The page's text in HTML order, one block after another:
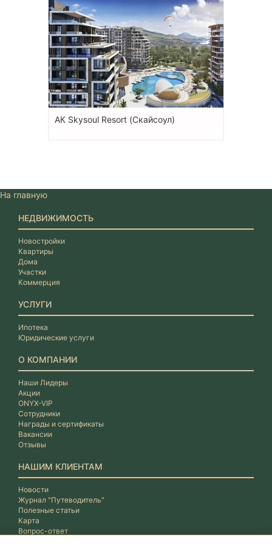
АК Skysoul Resort (Скайсоул)
На главную
НЕДВИЖИМОСТЬ
Новостройки
Квартиры
Дома
Участки
Коммерция
УСЛУГИ
Ипотека
Юридические услуги
О КОМПАНИИ
Наши Лидеры
Акции
ONYX-VIP
Сотрудники
Награды и сертификаты
Вакансии
Отзывы
НАШИМ КЛИЕНТАМ
Новости
Журнал "Путеводитель"
Полезные статьи
Карта
Вопрос-ответ